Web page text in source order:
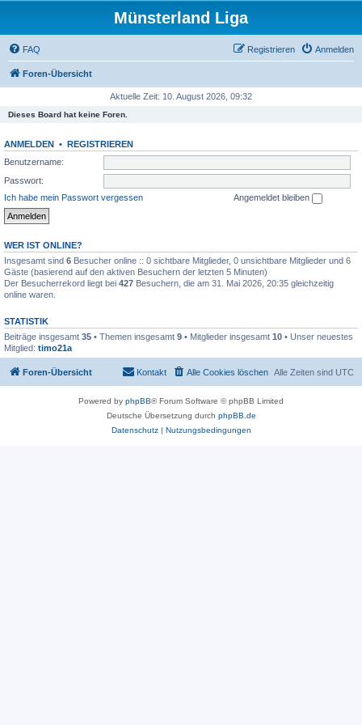
Münsterland Liga
FAQ Anmelden
Registrieren
Foren-Übersicht
Aktuelle Zeit: 10. August 2026, 09:32
Dieses Board hat keine Foren.
ANMELDEN • REGISTRIEREN
Benutzername:
Passwort:
Ich habe mein Passwort vergessen
Angemeldet bleiben
WER IST ONLINE?
Insgesamt sind 6 Besucher online :: 0 sichtbare Mitglieder, 0 unsichtbare Mitglieder und 6
Gäste (basierend auf den aktiven Besuchern der letzten 5 Minuten)
Der Besucherrekord liegt bei 427 Besuchern, die am 31. Mai 2026, 20:35 gleichzeitig
online waren.
STATISTIK
Beiträge insgesamt 35 • Themen insgesamt 9 • Mitglieder insgesamt 10 • Unser neuestes
Mitglied: timo21a
Foren-Übersicht Alle Zeiten sind UTC
Alle Cookies löschen
Kontakt
Powered by phpBB® Forum Software © phpBB Limited
Deutsche Übersetzung durch phpBB.de
Datenschutz| Nutzungsbedingungen